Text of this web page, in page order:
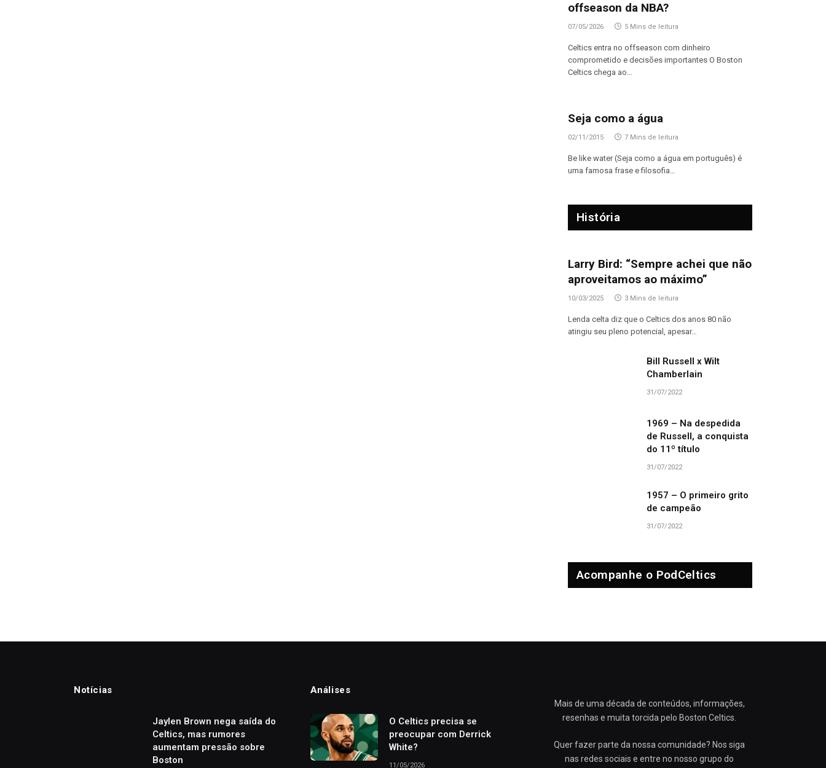
offseason da NBA?
07/05/2026 5 Mins de leitura
Celtics entra no offseason com dinheiro
comprometido e decisões importantes O Boston
Celtics chega ao…
Seja como a água
02/11/2015 7 Mins de leitura
Be like water (Seja como a água em português) é
uma famosa frase e filosofia…
História
Larry Bird: “Sempre achei que não
aproveitamos ao máximo”
10/03/2025 3 Mins de leitura
Lenda celta diz que o Celtics dos anos 80 não
atingiu seu pleno potencial, apesar…
Bill Russell x Wilt
Chamberlain
31/07/2022
1969 – Na despedida
de Russell, a conquista
do 11º título
31/07/2022
1957 – O primeiro grito
de campeão
31/07/2022
Acompanhe o PodCeltics
Notícias
Jaylen Brown nega saída do
Celtics, mas rumores
aumentam pressão sobre
Boston
Análises
O Celtics precisa se
preocupar com Derrick
White?
11/05/2026
Mais de uma década de conteúdos, informações,
resenhas e muita torcida pelo Boston Celtics.
Quer fazer parte da nossa comunidade? Nos siga
nas redes sociais e entre no nosso grupo do